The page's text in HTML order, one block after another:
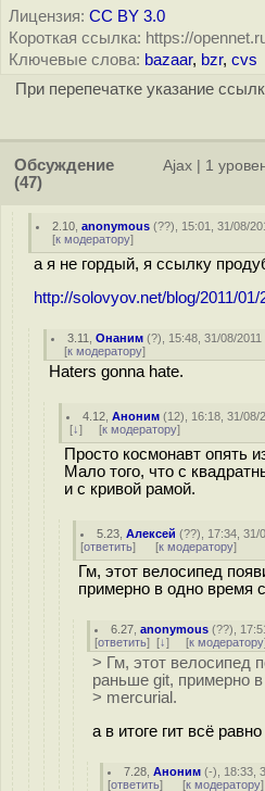
Лицензия: CC BY 3.0
Короткая ссылка: https://
Ключевые слова: bazaar, bzr, cvs
При перепечатке указание
Обсуждение
(47)
Ajax 1
2.10 ,anonymous (??), 15:01, 31/08/
[к модератору]
а я не гордый, я ссылку
http://solovyov.net/blog/2011/
3.11 ,Онаним (?), 15:48, 31/08/2011
[к модератору]
Haters gonna hate.
4.12 ,Аноним (12), 16:18, 31/08/
[↓] [к модератору]
Просто космонавт опять
Мало того, что с
и с кривой рамой.
5.23 ,Алексей (??), 17:34, 31/
[ответить] [к модератору]
Гм, этот велосипед
примерно в одно время
6.27 ,anonymous (??),
[ответить] [↓] [к модератору
> Гм, этот велосипед
раньше git, примерно
> mercurial.
а в итоге гит всё
7.28 ,Аноним (-), 18:33,
[ответить] [к модератору]